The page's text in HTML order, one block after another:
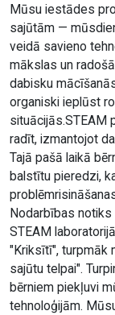
Mūsu iestādes
sajūtām —
veidā savieno
mākslas un
dabisku
organiski ieplūst
situācijās.STEAM
radīt, izmantojot
Tajā pašā laikā
balstītu pieredzi,
Nodarbības
STEAM
"Kriksītī", turpmāk
sajūtu telpai".
bērniem piekļuvi
tehnoloģijām.